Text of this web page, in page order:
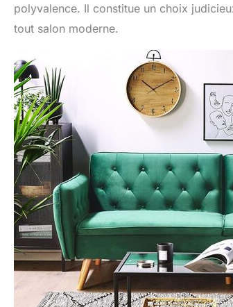
polyvalence. Il constitue un choix
tout salon moderne.